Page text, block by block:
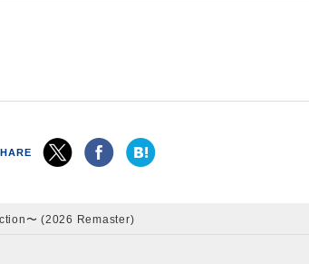
〜 (2026 Remaster)